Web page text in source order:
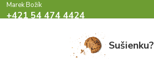
Marek Božík
+421 54 474 4424
info@antikvariat.sk Sušienku?